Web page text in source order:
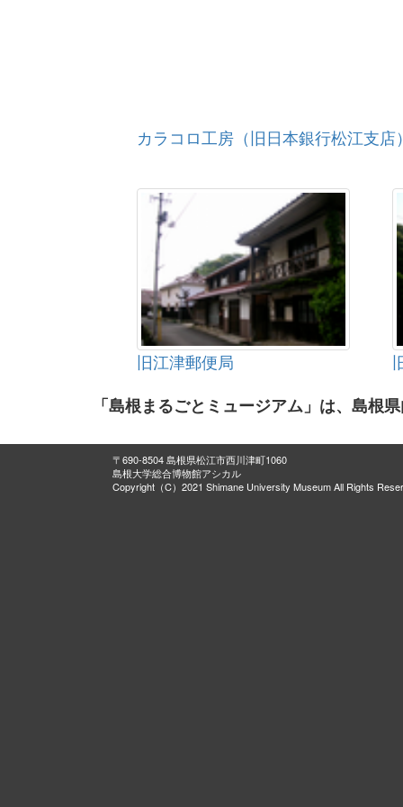
カラコロ工房（旧日本銀行松江支店
旧江津郵便局
「島根まるごとミュージアム」は、島根
〒690-8504 島根県松江市西川津町1060
島根大学総合博物館アシカル
Copyright（C）2021 Shimane University Museum All Rights